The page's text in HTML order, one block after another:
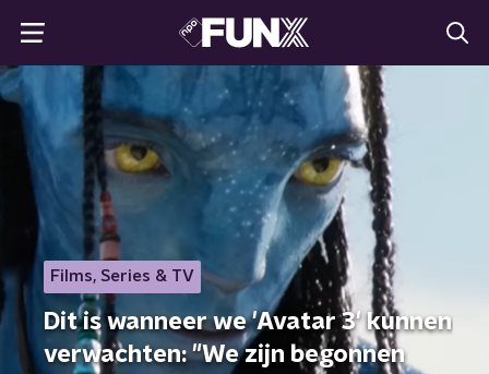
Films, Series & TV
Dit is wanneer we 'Avatar 3' kunnen
verwachten: "We zijn begonnen